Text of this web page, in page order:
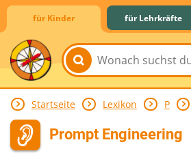
für Kinder für Lehrkräfte
Lernen & Schule
Hobby & Freizeit
Spiel & Spaß
Mitreden &
Startseite Lexikon P
Prompt Engineering